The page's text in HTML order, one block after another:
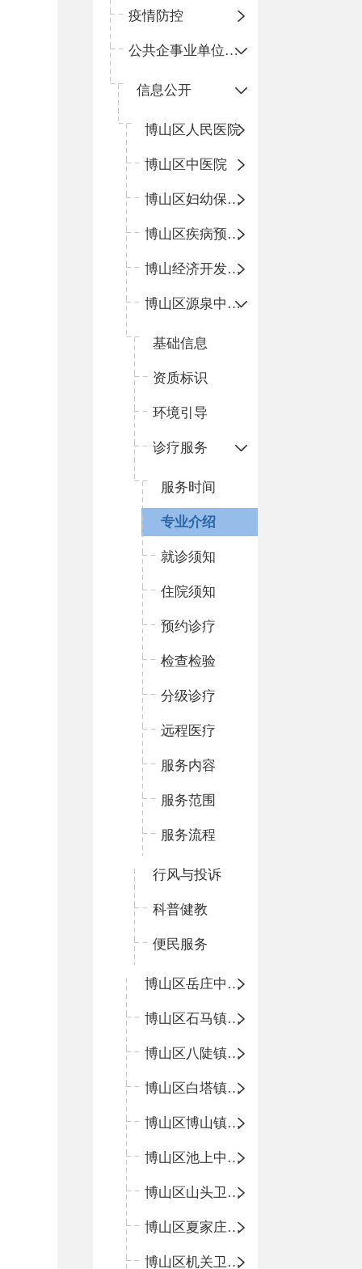
疫情防控
公共企事业单位信息公开
信息公开
​博山区人民医院
博山区中医院
博山区妇幼保健院
博山区疾病预防控制中心
博山经济开发区卫生院
博山区源泉中心卫生院（博山区第二人民医院）
基础信息
资质标识
环境引导
诊疗服务
服务时间
专业介绍
就诊须知
住院须知
预约诊疗
检查检验
分级诊疗
远程医疗
服务内容
服务范围
服务流程
行风与投诉
科普健教
便民服务
博山区岳庄中心卫生院
博山区石马镇卫生院
博山区八陡镇卫生院
博山区白塔镇卫生院
博山区博山镇中心卫生院（南院区、北院区）
博山区池上中心卫生院
博山区山头卫生院
博山区夏家庄卫生院
博山区机关卫生所